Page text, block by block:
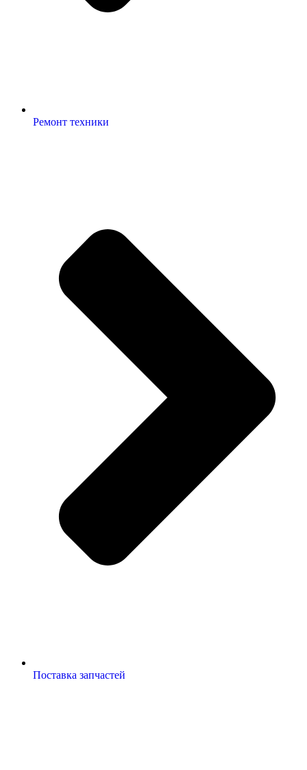
Ремонт техники
Поставка запчастей